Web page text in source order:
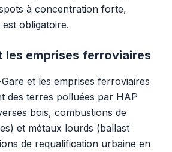
à concentration forte,
obligatoire.
les emprises ferroviaires
et les emprises ferroviaires
des terres polluées par HAP
bois, combustions de
et métaux lourds (ballast
de requalification urbaine en